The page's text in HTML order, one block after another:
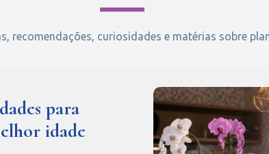
recomendações, curiosidades e matérias sobre
para
idade